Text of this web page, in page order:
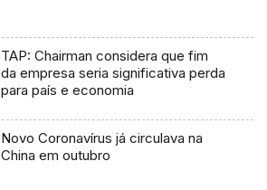
TAP: Chairman considera que fim
da empresa seria significativa perda
para país e economia
Novo Coronavírus já circulava na
China em outubro